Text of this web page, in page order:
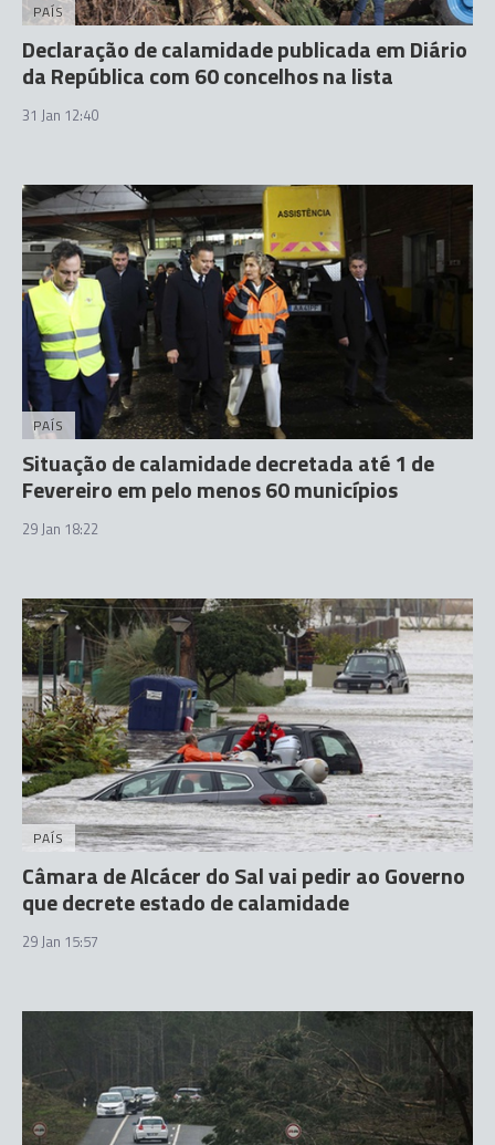
PAÍS
Declaração de calamidade publicada em Diário
da República com 60 concelhos na lista
31 Jan 12:40
PAÍS
Situação de calamidade decretada até 1 de
Fevereiro em pelo menos 60 municípios
29 Jan 18:22
PAÍS
Câmara de Alcácer do Sal vai pedir ao Governo
que decrete estado de calamidade
29 Jan 15:57